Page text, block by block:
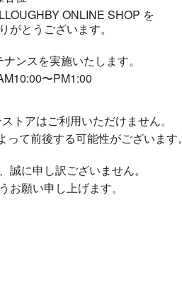
ONLINE SHOP を
がとうございます。
ンスを実施いたします。
〜PM1:00
トアはご利用いただけません。
って前後する可能性がございます。
誠に申し訳ございません。
お願い申し上げます。